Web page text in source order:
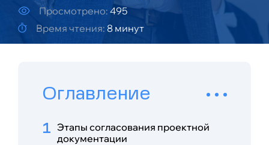
Просмотрено: 495
Время чтения: 8 минут
Оглавление
Этапы согласования проектной
документации